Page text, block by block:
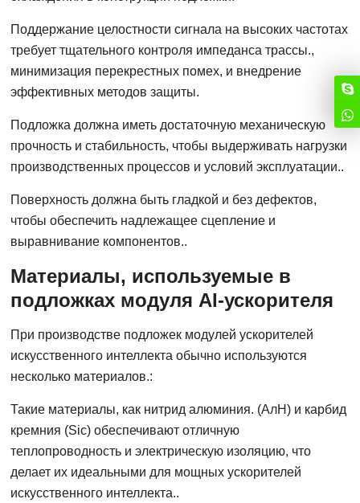
Поддержание целостности сигнала на высоких частотах
требует тщательного контроля импеданса трассы.,
минимизация перекрестных помех, и внедрение
эффективных методов защиты.
Подложка должна иметь достаточную механическую
прочность и стабильность, чтобы выдерживать нагрузки
производственных процессов и условий эксплуатации..
Поверхность должна быть гладкой и без дефектов,
чтобы обеспечить надлежащее сцепление и
выравнивание компонентов..
Материалы, используемые в
подложках модуля AI-ускорителя
При производстве подложек модулей ускорителей
искусственного интеллекта обычно используются
несколько материалов.:
Такие материалы, как нитрид алюминия. (АлН) и карбид
кремния (Sic) обеспечивают отличную
теплопроводность и электрическую изоляцию, что
делает их идеальными для мощных ускорителей
искусственного интеллекта..